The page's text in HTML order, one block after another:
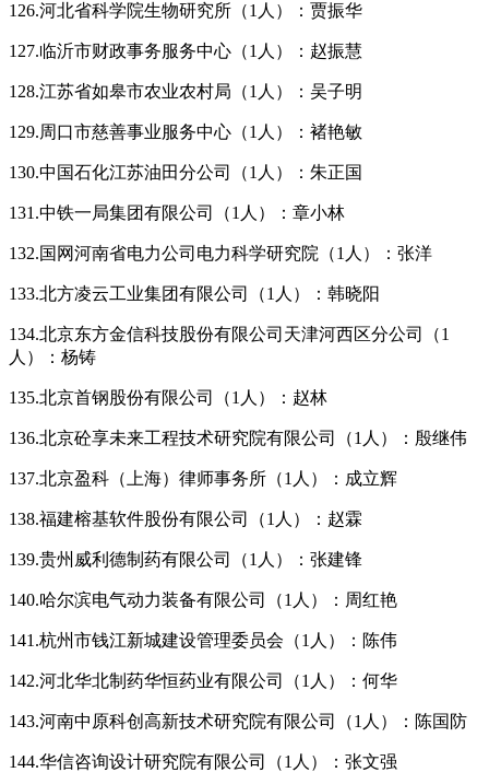
126.河北省科学院生物研究所（1人）：贾振华
127.临沂市财政事务服务中心（1人）：赵振慧
128.江苏省如皋市农业农村局（1人）：吴子明
129.周口市慈善事业服务中心（1人）：褚艳敏
130.中国石化江苏油田分公司（1人）：朱正国
131.中铁一局集团有限公司（1人）：章小林
132.国网河南省电力公司电力科学研究院（1人）：张洋
133.北方凌云工业集团有限公司（1人）：韩晓阳
134.北京东方金信科技股份有限公司天津河西区分公司（1
人）：杨铸
135.北京首钢股份有限公司（1人）：赵林
136.北京砼享未来工程技术研究院有限公司（1人）：殷继伟
137.北京盈科（上海）律师事务所（1人）：成立辉
138.福建榕基软件股份有限公司（1人）：赵霖
139.贵州威利德制药有限公司（1人）：张建锋
140.哈尔滨电气动力装备有限公司（1人）：周红艳
141.杭州市钱江新城建设管理委员会（1人）：陈伟
142.河北华北制药华恒药业有限公司（1人）：何华
143.河南中原科创高新技术研究院有限公司（1人）：陈国防
144.华信咨询设计研究院有限公司（1人）：张文强